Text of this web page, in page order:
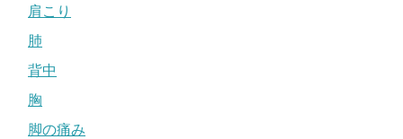
肩こり
肺
背中
胸
脚の痛み